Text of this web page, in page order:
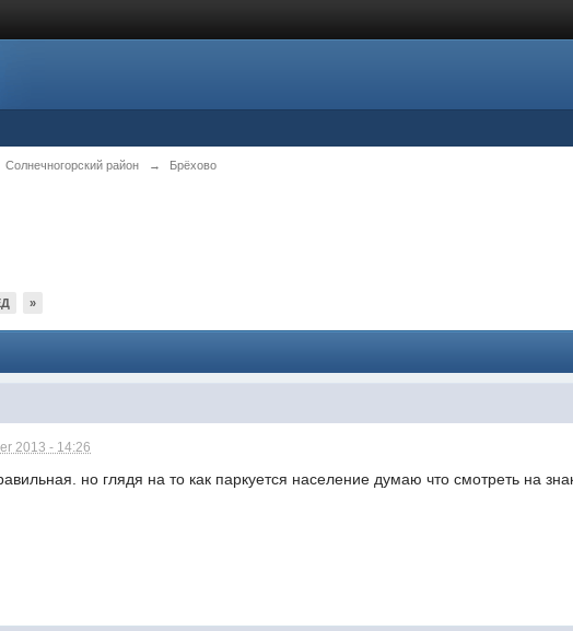
Солнечногорский район → Брёхово
»
2013 - 14:26
но глядя на то как паркуется население думаю что смотреть на